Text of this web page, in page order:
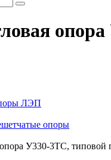
ЛЭП
опоры
У330-3ТС, типовой